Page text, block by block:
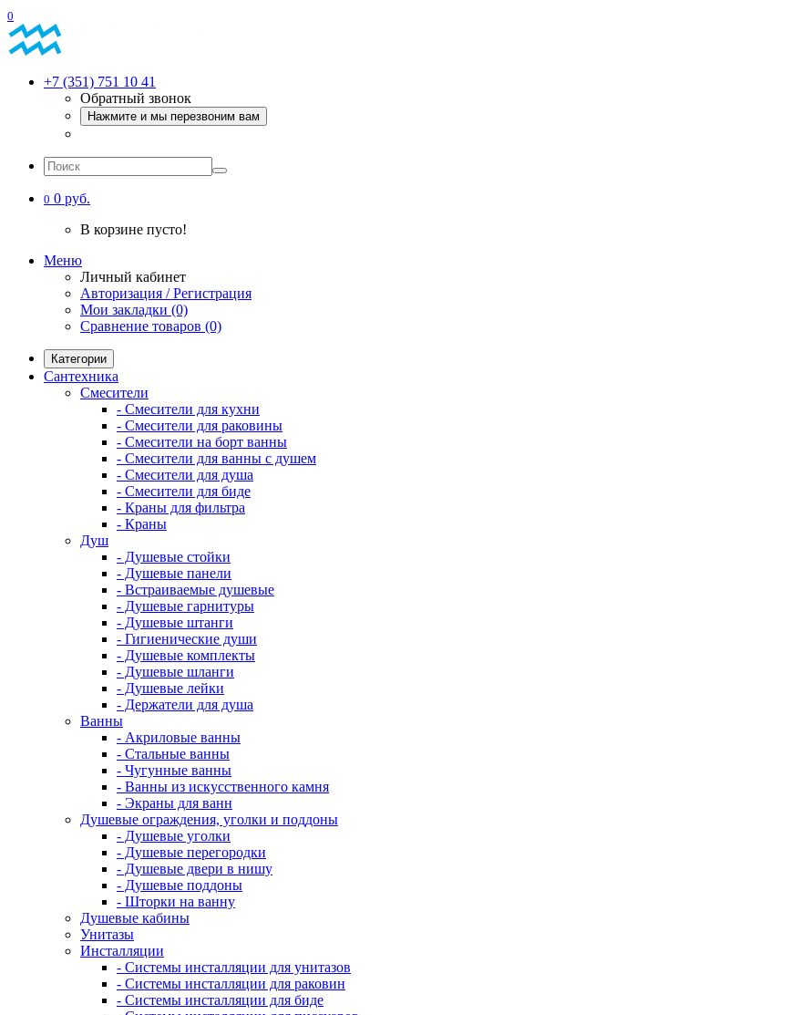
0
+7 (351) 751 10 41
Обратный звонок
Нажмите и мы перезвоним вам
0 0 руб.
В корзине пусто!
Меню
Личный кабинет
Авторизация / Регистрация
Мои закладки (0)
Сравнение товаров (0)
Категории
Сантехника
Смесители
- Смесители для кухни
- Смесители для раковины
- Смесители на борт ванны
- Смесители для ванны с душем
- Смесители для душа
- Смесители для биде
- Краны для фильтра
- Краны
Душ
- Душевые стойки
- Душевые панели
- Встраиваемые душевые
- Душевые гарнитуры
- Душевые штанги
- Гигиенические души
- Душевые комплекты
- Душевые шланги
- Душевые лейки
- Держатели для душа
Ванны
- Акриловые ванны
- Стальные ванны
- Чугунные ванны
- Ванны из искусственного камня
- Экраны для ванн
Душевые ограждения, уголки и поддоны
- Душевые уголки
- Душевые перегородки
- Душевые двери в нишу
- Душевые поддоны
- Шторки на ванну
Душевые кабины
Унитазы
Инсталляции
- Системы инсталляции для унитазов
- Системы инсталляции для раковин
- Системы инсталляции для биде